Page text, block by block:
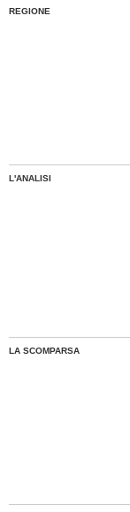
REGIONE
L'ANALISI
LA SCOMPARSA